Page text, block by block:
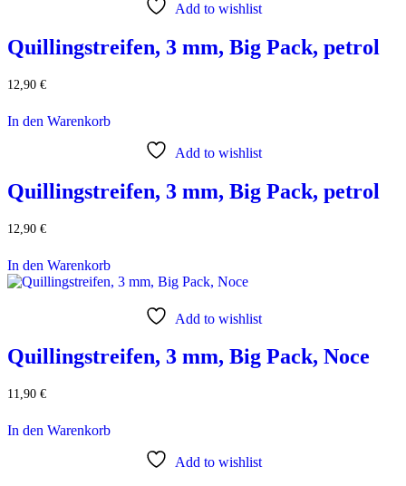
Add to wishlist
Quillingstreifen, 3 mm, Big Pack, petrol
12,90 €
In den Warenkorb
Add to wishlist
Quillingstreifen, 3 mm, Big Pack, petrol
12,90 €
In den Warenkorb
Add to wishlist
Quillingstreifen, 3 mm, Big Pack, Noce
11,90 €
In den Warenkorb
Add to wishlist